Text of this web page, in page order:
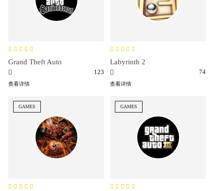
Grand Theft Auto
123
查看详情
Labyrinth 2
74
查看详情
GAMES GAMES